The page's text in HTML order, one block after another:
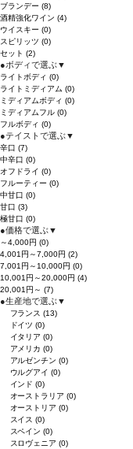
ブランデー (8)
酒精強化ワイン (4)
ウイスキー (0)
スピリッツ (0)
セット (2)
●ボディで選ぶ▼
ライトボディ (0)
ライトミディアム (0)
ミディアムボディ (0)
ミディアムフル (0)
フルボディ (0)
●テイストで選ぶ▼
辛口 (7)
中辛口 (0)
オフドライ (0)
フルーティー (0)
中甘口 (0)
甘口 (3)
極甘口 (0)
●価格で選ぶ▼
～4,000円 (0)
4,001円～7,000円 (2)
7,001円～10,000円 (0)
10,001円～20,000円 (4)
20,001円～ (7)
●生産地で選ぶ▼
フランス(13)
ドイツ(0)
イタリア(0)
アメリカ(0)
アルゼンチン(0)
ウルグアイ(0)
インド(0)
オーストラリア(0)
オーストリア(0)
スイス(0)
スペイン(0)
スロヴェニア(0)